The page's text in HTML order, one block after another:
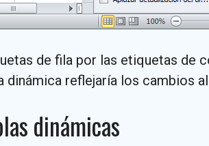
de fila por las etiquetas de
dinámica reflejaría los cambios
dinámicas